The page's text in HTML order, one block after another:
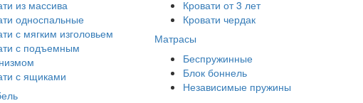
из массива
односпальные
с мягким изголовьем
с подъемным
с ящиками
Кровати от 3 лет
Кровати чердак
Матрасы
Беспружинные
Блок боннель
Независимые пружины